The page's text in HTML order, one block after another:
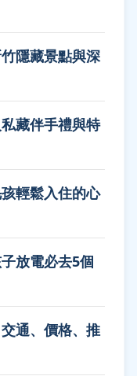
隱藏景點與深
藏伴手禮與特
輕鬆入住的心
放電必去5個
通、價格、推